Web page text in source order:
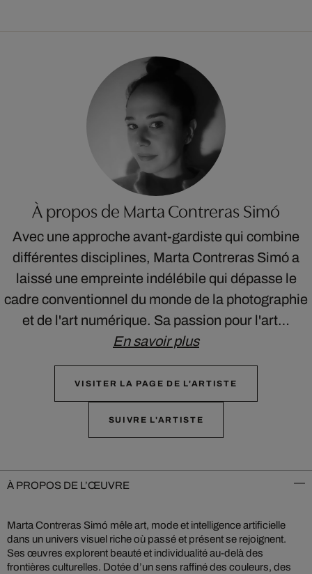
À propos de Marta Contreras Simó
Avec une approche avant-gardiste qui combine
différentes disciplines, Marta Contreras Simó a
laissé une empreinte indélébile qui dépasse le
cadre conventionnel du monde de la photographie
et de l'art numérique. Sa passion pour l'art…
En savoir plus
VISITER LA PAGE DE L'ARTISTE
SUIVRE L'ARTISTE
À PROPOS DE L’ŒUVRE
Marta Contreras Simó mêle art, mode et intelligence artificielle
dans un univers visuel riche où passé et présent se rejoignent.
Ses œuvres explorent beauté et individualité au-delà des
frontières culturelles. Dotée d’un sens raffiné des couleurs, des